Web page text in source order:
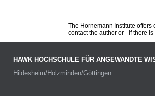
The Hornemann Institute
contact the author or - if there
HAWK HOCHSCHULE FÜR ANGEWANDTE
Hildesheim/Holzminden/Göttingen